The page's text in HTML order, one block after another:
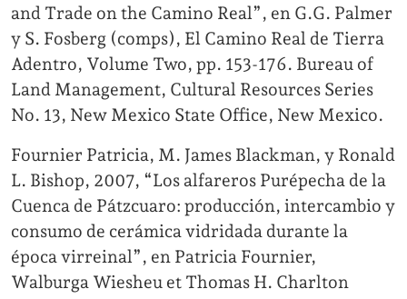
and Trade on the Camino Real”, en G.G. Palmer
y S. Fosberg (comps), El Camino Real de Tierra
Adentro, Volume Two, pp. 153-176. Bureau of
Land Management, Cultural Resources Series
No. 13, New Mexico State Office, New Mexico.
Fournier Patricia, M. James Blackman, y Ronald
L. Bishop, 2007, “Los alfareros Purépecha de la
Cuenca de Pátzcuaro: producción, intercambio y
consumo de cerámica vidridada durante la
época virreinal”, en Patricia Fournier,
Walburga Wiesheu et Thomas H. Charlton